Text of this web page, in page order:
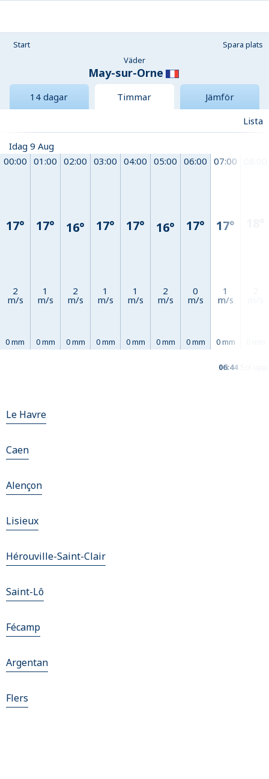
Start
Spara plats
Väder
May-sur-Orne
14 dagar Timmar
Jämför
Lista
Idag 9 Aug
00:00
17°
2
m/s
0 mm
01:00
17°
1
m/s
0 mm
02:00
16°
2
m/s
0 mm
03:00
17°
1
m/s
0 mm
04:00
17°
1
m/s
0 mm
05:00
16°
2
m/s
0 mm
06:00
17°
0
m/s
0 mm
07:00
17°
1
m/s
0 mm
06:44
Le Havre
Caen
Alençon
Lisieux
Hérouville-Saint-Clair
Saint-Lô
Fécamp
Argentan
Flers